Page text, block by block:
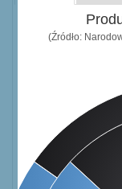
(Źródło: